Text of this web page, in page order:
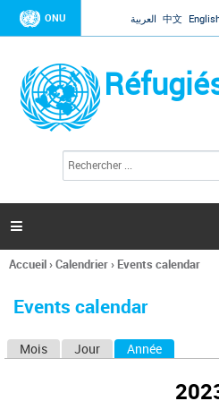
Jump to
ONU العربية 中文
l
c
h
e

Vous
ici
Accueil›Calendrier› Events calendar
Events calendar
Mois Jour Année